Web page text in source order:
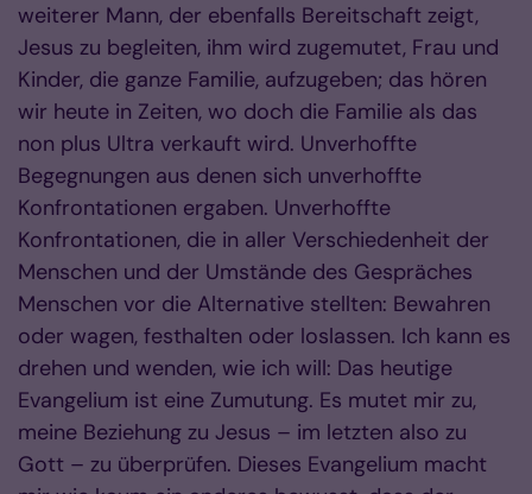
weiterer Mann, der ebenfalls Bereitschaft zeigt,
Jesus zu begleiten, ihm wird zugemutet, Frau und
Kinder, die ganze Familie, aufzugeben; das hören
wir heute in Zeiten, wo doch die Familie als das
non plus Ultra verkauft wird. Unverhoffte
Begegnungen aus denen sich unverhoffte
Konfrontationen ergaben. Unverhoffte
Konfrontationen, die in aller Verschiedenheit der
Menschen und der Umstände des Gespräches
Menschen vor die Alternative stellten: Bewahren
oder wagen, festhalten oder loslassen. Ich kann es
drehen und wenden, wie ich will: Das heutige
Evangelium ist eine Zumutung. Es mutet mir zu,
meine Beziehung zu Jesus – im letzten also zu
Gott – zu überprüfen. Dieses Evangelium macht